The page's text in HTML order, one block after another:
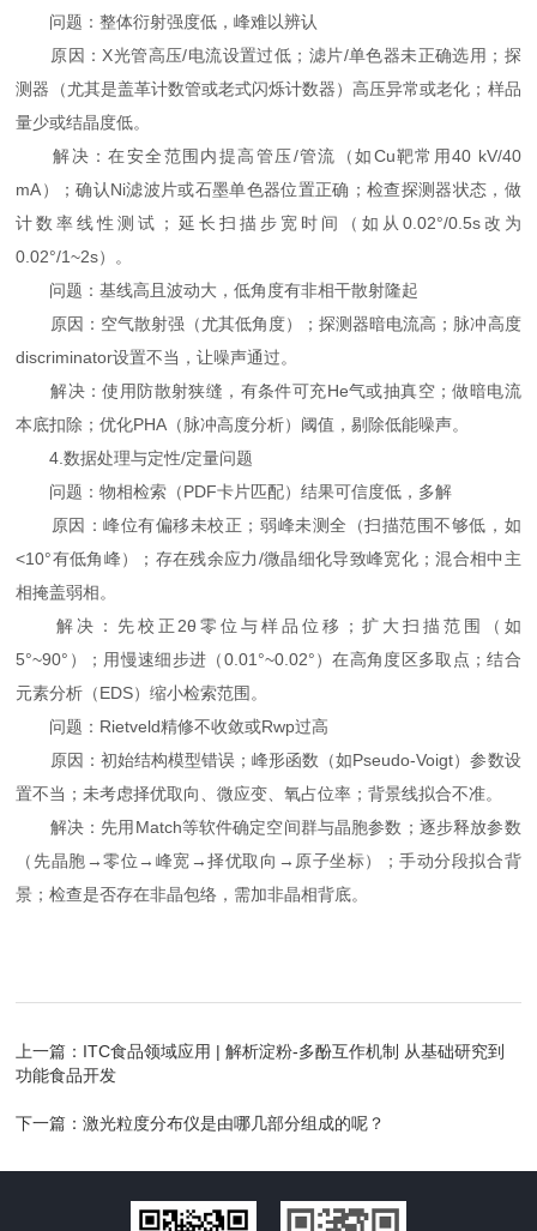
问题：整体衍射强度低，峰难以辨认
原因：X光管高压/电流设置过低；滤片/单色器未正确选用；探
测器（尤其是盖革计数管或老式闪烁计数器）高压异常或老化；样品
量少或结晶度低。
解决：在安全范围内提高管压/管流（如Cu靶常用40 kV/40
mA）；确认Ni滤波片或石墨单色器位置正确；检查探测器状态，做
计数率线性测试；延长扫描步宽时间（如从0.02°/0.5s改为
0.02°/1~2s）。
问题：基线高且波动大，低角度有非相干散射隆起
原因：空气散射强（尤其低角度）；探测器暗电流高；脉冲高度
discriminator设置不当，让噪声通过。
解决：使用防散射狭缝，有条件可充He气或抽真空；做暗电流
本底扣除；优化PHA（脉冲高度分析）阈值，剔除低能噪声。
4.数据处理与定性/定量问题
问题：物相检索（PDF卡片匹配）结果可信度低，多解
原因：峰位有偏移未校正；弱峰未测全（扫描范围不够低，如
<10°有低角峰）；存在残余应力/微晶细化导致峰宽化；混合相中主
相掩盖弱相。
解决：先校正2θ零位与样品位移；扩大扫描范围（如
5°~90°）；用慢速细步进（0.01°~0.02°）在高角度区多取点；结合
元素分析（EDS）缩小检索范围。
问题：Rietveld精修不收敛或Rwp过高
原因：初始结构模型错误；峰形函数（如Pseudo-Voigt）参数设
置不当；未考虑择优取向、微应变、氧占位率；背景线拟合不准。
解决：先用Match等软件确定空间群与晶胞参数；逐步释放参数
（先晶胞→零位→峰宽→择优取向→原子坐标）；手动分段拟合背
景；检查是否存在非晶包络，需加非晶相背底。
上一篇： ITC食品领域应用 | 解析淀粉-多酚互作机制 从基础研究到
功能食品开发
下一篇：激光粒度分布仪是由哪几部分组成的呢？